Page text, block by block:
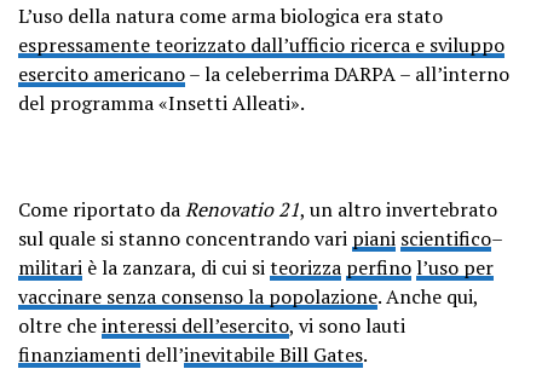
L’uso della natura come arma biologica era stato
espressamente teorizzato dall’ufficio ricerca e sviluppo
esercito americano– la celeberrima DARPA – all’interno
del programma «Insetti Alleati».
Come riportato daRenovatio 21, un altro invertebrato
sul quale si stanno concentrando vari piani scientifico–
militari è la zanzara, di cui siteorizza perfinol’uso per
vaccinare senza consenso la popolazione. Anche qui,
oltre cheinteressi dell’esercito, vi sono lauti
finanziamenti dell’inevitabile Bill Gates.